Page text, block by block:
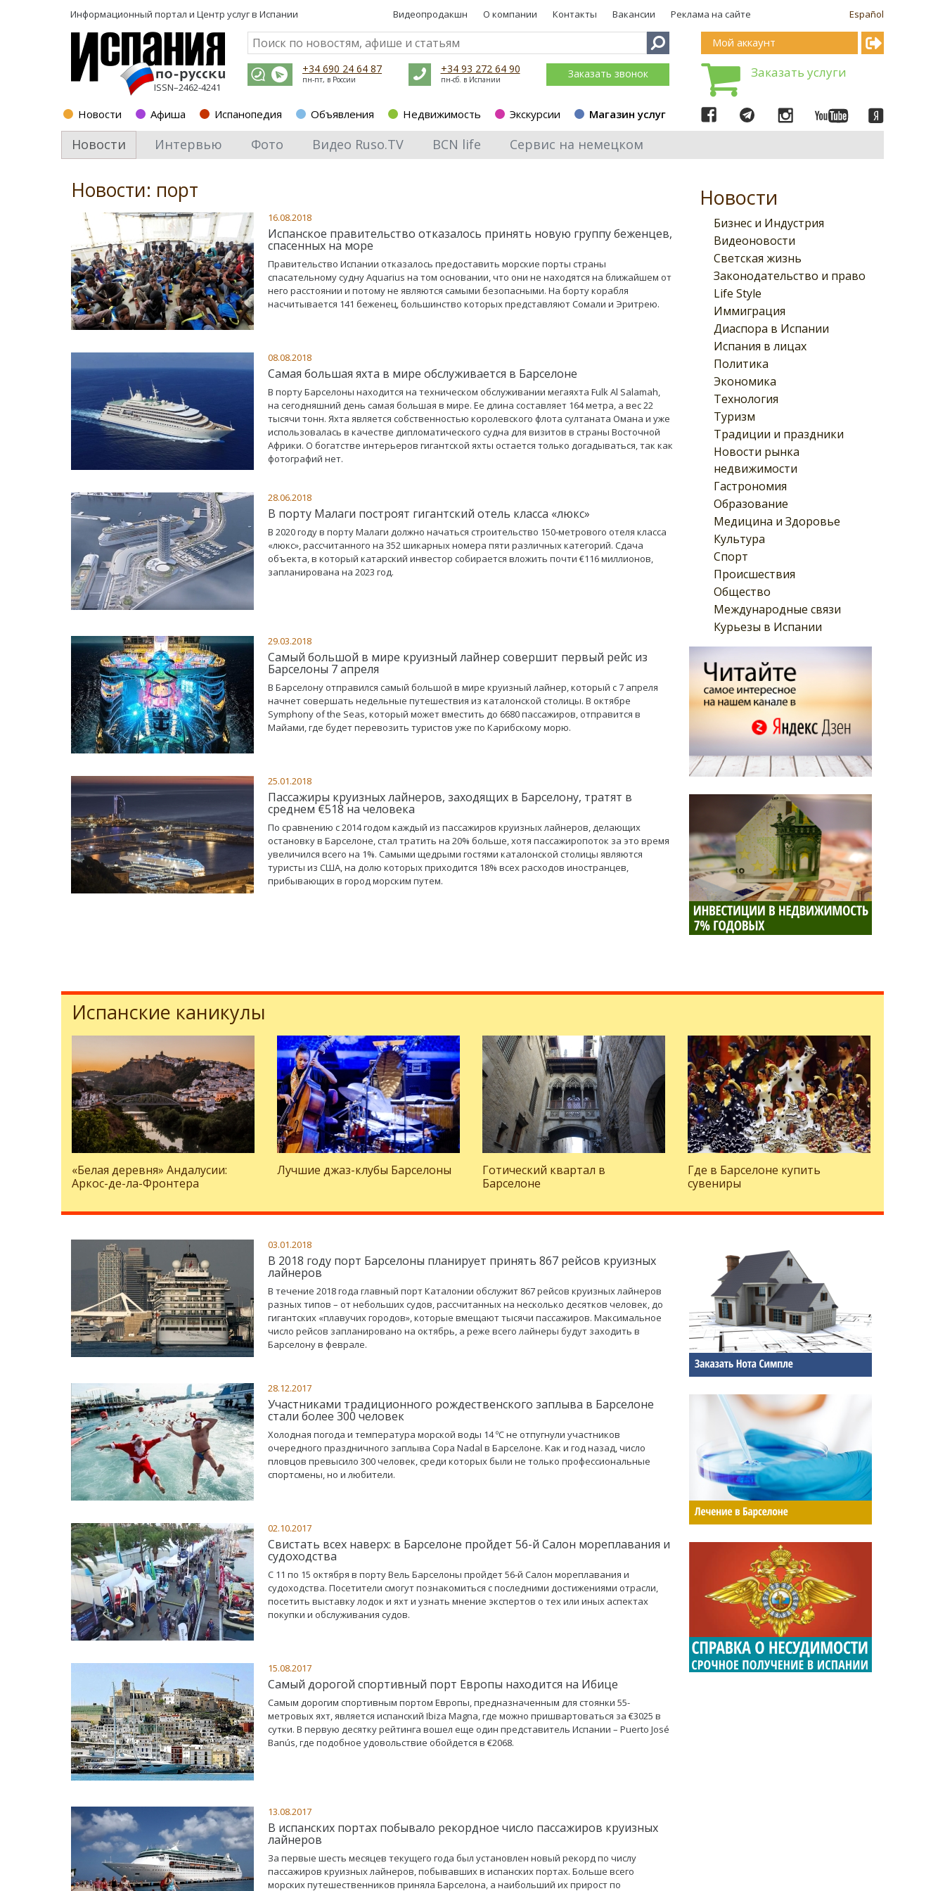
Информационный портал и Центр услуг в Испании Español
Видеопродакшн О компании Контакты Вакансии Реклама на сайте
ISSN–2462-4241
+34 690 24 64 87
пн-пт, в России
+34 93 272 64 90
пн-сб. в Испании Заказать звонок
Новости Афиша Испанопедия Объявления Недвижимость Экскурсии Магазин услуг
Мой аккаунт
Заказать услуги
Новости Интервью Фото Видео Ruso.TV BCN life Сервис на немецком
Новости
Бизнес и Индустрия
Видеоновости
Светская жизнь
Законодательство и право
Life Style
Иммиграция
Диаспора в Испании
Испания в лицах
Политика
Экономика
Технология
Туризм
Традиции и праздники
Новости рынка
недвижимости
Гастрономия
Образование
Медицина и Здоровье
Культура
Спорт
Происшествия
Общество
Международные связи
Курьезы в Испании
Новости: порт
16.08.2018
Испанское правительство отказалось принять новую группу беженцев,
спасенных на море
Правительство Испании отказалось предоставить морские порты страны
спасательному судну Aquarius на том основании, что они не находятся на ближайшем от
него расстоянии и потому не являются самыми безопасными. На борту корабля
насчитывается 141 беженец, большинство которых представляют Сомали и Эритрею.
08.08.2018
Самая большая яхта в мире обслуживается в Барселоне
В порту Барселоны находится на техническом обслуживании мегаяхта Fulk Al Salamah,
на сегодняшний день самая большая в мире. Ее длина составляет 164 метра, а вес 22
тысячи тонн. Яхта является собственностью королевского флота султаната Омана и уже
использовалась в качестве дипломатического судна для визитов в страны Восточной
Африки. О богатстве интерьеров гигантской яхты остается только догадываться, так как
фотографий нет.
28.06.2018
В порту Малаги построят гигантский отель класса «люкс»
В 2020 году в порту Малаги должно начаться строительство 150-метрового отеля класса
«люкс», рассчитанного на 352 шикарных номера пяти различных категорий. Сдача
объекта, в который катарский инвестор собирается вложить почти €116 миллионов,
запланирована на 2023 год.
29.03.2018
Самый большой в мире круизный лайнер совершит первый рейс из
Барселоны 7 апреля
В Барселону отправился самый большой в мире круизный лайнер, который с 7 апреля
начнет совершать недельные путешествия из каталонской столицы. В октябре
Symphony of the Seas, который может вместить до 6680 пассажиров, отправится в
Майами, где будет перевозить туристов уже по Карибскому морю.
25.01.2018
Пассажиры круизных лайнеров, заходящих в Барселону, тратят в
среднем €518 на человека
По сравнению с 2014 годом каждый из пассажиров круизных лайнеров, делающих
остановку в Барселоне, стал тратить на 20% больше, хотя пассажиропоток за это время
увеличился всего на 1%. Самыми щедрыми гостями каталонской столицы являются
туристы из США, на долю которых приходится 18% всех расходов иностранцев,
прибывающих в город морским путем.
Испанские каникулы
«Белая деревня» Андалусии:
Аркос-де-ла-Фронтера
Лучшие джаз-клубы Барселоны
Готический квартал в
Барселоне
Где в Барселоне купить
сувениры
03.01.2018
В 2018 году порт Барселоны планирует принять 867 рейсов круизных
лайнеров
В течение 2018 года главный порт Каталонии обслужит 867 рейсов круизных лайнеров
разных типов – от небольших судов, рассчитанных на несколько десятков человек, до
гигантских «плавучих городов», которые вмещают тысячи пассажиров. Максимальное
число рейсов запланировано на октябрь, а реже всего лайнеры будут заходить в
Барселону в феврале.
28.12.2017
Участниками традиционного рождественского заплыва в Барселоне
стали более 300 человек
Холодная погода и температура морской воды 14 ºC не отпугнули участников
очередного праздничного заплыва Copa Nadal в Барселоне. Как и год назад, число
пловцов превысило 300 человек, среди которых были не только профессиональные
спортсмены, но и любители.
02.10.2017
Свистать всех наверх: в Барселоне пройдет 56-й Салон мореплавания и
судоходства
С 11 по 15 октября в порту Вель Барселоны пройдет 56-й Салон мореплавания и
судоходства. Посетители смогут познакомиться с последними достижениями отрасли,
посетить выставку лодок и яхт и узнать мнение экспертов о тех или иных аспектах
покупки и обслуживания судов.
15.08.2017
Самый дорогой спортивный порт Европы находится на Ибице
Самым дорогим спортивным портом Европы, предназначенным для стоянки 55-
метровых яхт, является испанский Ibiza Magna, где можно пришвартоваться за €3025 в
сутки. В первую десятку рейтинга вошел еще один представитель Испании – Puerto José
Banús, где подобное удовольствие обойдется в €2068.
13.08.2017
В испанских портах побывало рекордное число пассажиров круизных
лайнеров
За первые шесть месяцев текущего года был установлен новый рекорд по числу
пассажиров круизных лайнеров, побывавших в испанских портах. Больше всего
морских путешественников приняла Барселона, а наибольший их прирост по